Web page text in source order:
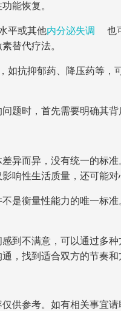
能恢复。
平或其他内分泌失调 也
替代疗法。
如抗抑郁药、降压药等
题时，首先需要明确其
异而异，没有统一的标
响性生活质量，还可能对
是衡量性能力的唯一标
到不满意，可以通过多
，找到适合双方的节奏
供参考。如有相关事宜